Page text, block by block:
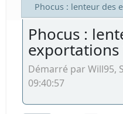
Phocus : lenteur des
Phocus :
exportations
Démarré par Will95,
09:40:57